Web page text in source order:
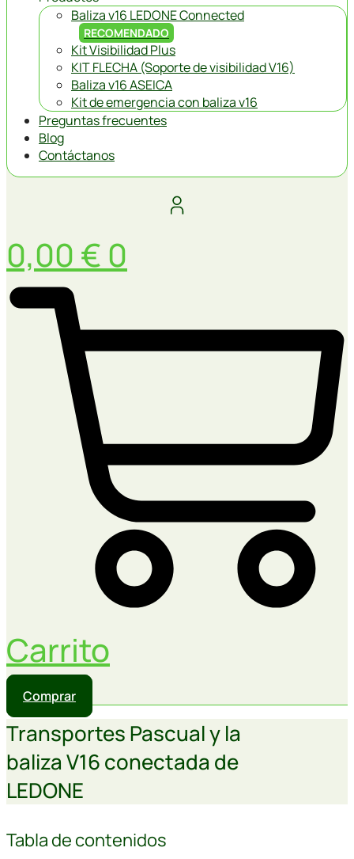
Baliza v16 LEDONE Connected
RECOMENDADO
Kit Visibilidad Plus
KIT FLECHA (Soporte de visibilidad V16)
Baliza v16 ASEICA
Kit de emergencia con baliza v16
Preguntas frecuentes
Blog
Contáctanos
0,00 € 0
Carrito
Comprar
Transportes Pascual y la
baliza V16 conectada de
LEDONE
Tabla de contenidos